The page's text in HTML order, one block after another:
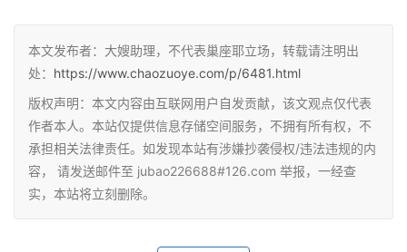
本文发布者：大嫂助理，不代表巢座耶立场，转载请注明出
处： https://www.chaozuoye.com/p/6481.html
版权声明：本文内容由互联网用户自发贡献，该文观点仅代表
作者本人。本站仅提供信息存储空间服务，不拥有所有权，不
承担相关法律责任。如发现本站有涉嫌抄袭侵权/违法违规的内
容， 请发送邮件至 jubao226688#126.com 举报，一经查
实，本站将立刻删除。